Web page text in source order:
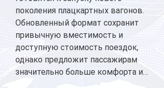
поколения плацкартных вагонов.
Обновленный формат сохранит
привычную вместимость и
доступную стоимость поездок,
однако предложит пассажирам
значительно больше комфорта и